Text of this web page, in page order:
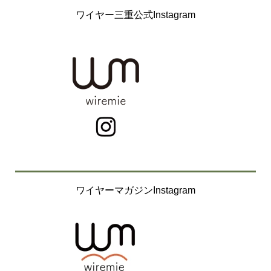
ワイヤー三重公式Instagram
ワイヤーマガジンInstagram